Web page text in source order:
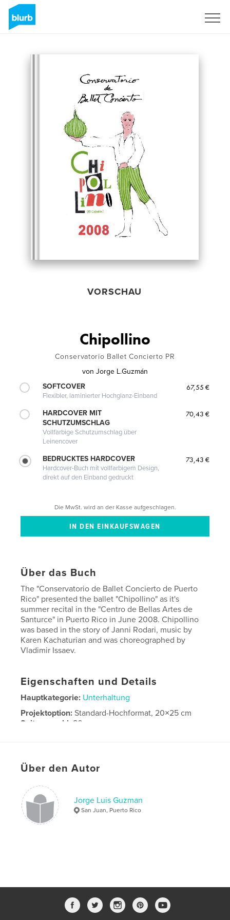
VORSCHAU
Chipollino
Conservatorio Ballet Concierto PR
von Jorge L.Guzmán
SOFTCOVER
Flexibler, laminierter Hochglanz-Einband
67,55 €
HARDCOVER MIT
SCHUTZUMSCHLAG
Vollfarbige Schutzumschlag über
Leinencover
70,43 €
BEDRUCKTES HARDCOVER
Hardcover-Buch mit vollfarbigem Design,
direkt auf den Einband gedruckt
73,43 €
Die MwSt. wird an der Kasse aufgeschlagen.
Über das Buch
The "Conservatorio de Ballet Concierto de Puerto
Rico" presented the ballet "Chipollino" as it's
summer recital in the "Centro de Bellas Artes de
Santurce" in Puerto Rico in June 2008. Chipollino
was based in the story of Janni Rodari, music by
Karen Kachaturian and was choreographed by
Vladimir Issaev.
Eigenschaften und Details
Hauptkategorie: Unterhaltung
Projektoption:Standard-Hochformat, 20×25 cm
Seitenanzahl: 80
ballet concierto , conservatorio
dance
Über den Autor
Jorge Luis Guzman
San Juan, Puerto Rico